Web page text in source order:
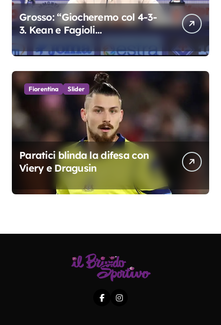
Grosso: “Giocheremo col 4-3-
3. Kean e Fagioli
colpo”
Fiorentina Slider
Paratici blinda la difesa con
Viery e Dragusin